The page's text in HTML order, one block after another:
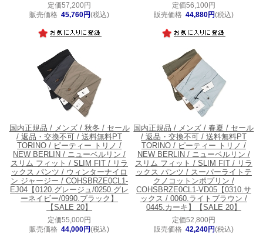
定価57,200円
販売価格 45,760円(税込)
定価56,100円
販売価格 44,880円(税込)
国内正規品 / メンズ / 秋冬 / セール
/ 返品・交換不可 / 送料無料PT
TORINO / ピーティー トリノ /
NEW BERLIN / ニューベルリン /
スリム フィット / SLIM FIT / リラ
ックス パンツ / ウィンターナイロ
ン ジャージー / COHSBRZE0CL1-
EJ04【0120.グレージュ/0250.グレ
ーネイビー/0990.ブラック】
【SALE 20】
定価55,000円
販売価格 44,000円(税込)
国内正規品 / メンズ / 春夏 / セール
/ 返品・交換不可 / 送料無料PT
TORINO / ピーティー トリノ /
NEW BERLIN / ニューベルリン /
スリム フィット / SLIM FIT / リラ
ックス パンツ / スーパーライトテ
クノコットンポプリン /
COHSBRZE0CL1-VD05【0310.サ
ックス / 0060.ライトブラウン /
0445.カーキ】【SALE 20】
定価52,800円
販売価格 42,240円(税込)